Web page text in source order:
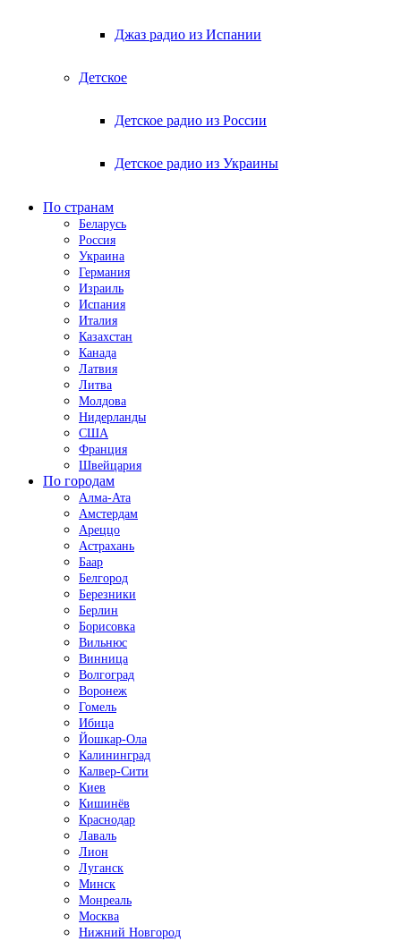
Джаз радио из Испании
Детское
Детское радио из России
Детское радио из Украины
По странам
Беларусь
Россия
Украина
Германия
Израиль
Испания
Италия
Казахстан
Канада
Латвия
Литва
Молдова
Нидерланды
США
Франция
Швейцария
По городам
Алма-Ата
Амстердам
Ареццо
Астрахань
Баар
Белгород
Березники
Берлин
Борисовка
Вильнюс
Винница
Волгоград
Воронеж
Гомель
Ибица
Йошкар-Ола
Калининград
Калвер-Сити
Киев
Кишинёв
Краснодар
Лаваль
Лион
Луганск
Минск
Монреаль
Москва
Нижний Новгород